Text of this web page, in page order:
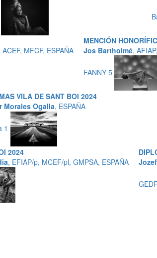
ACEF, MFCF, ESPAÑA
MENCIÓN
Jos Bartholmé,
FANNY 5
VILA DE SANT BOI 2024
Morales Ogalla, ESPAÑA
1
2024
, EFIAP/p, MCEF/pl, GMPSA, ESPAÑA